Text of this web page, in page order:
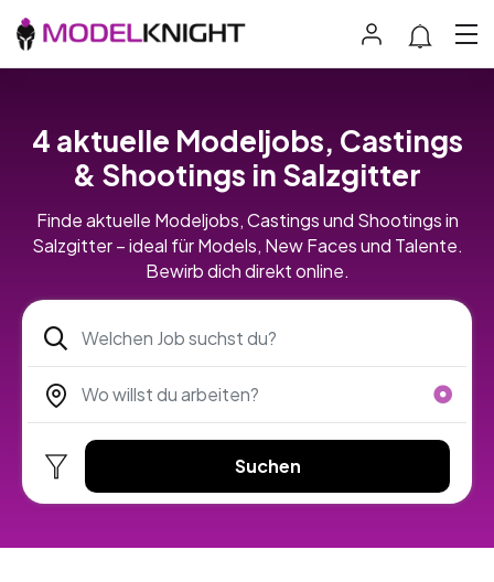
4 aktuelle Modeljobs, Castings
& Shootings in Salzgitter
Finde aktuelle Modeljobs, Castings und Shootings in
Salzgitter – ideal für Models, New Faces und Talente.
Bewirb dich direkt online.
Suchen